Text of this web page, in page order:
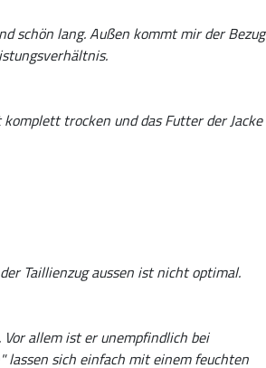
schön lang. Außen kommt mir der Bezug
trocken und das Futter der Jacke
Taillienzug aussen ist nicht optimal.
allem ist er unempfindlich bei
lassen sich einfach mit einem feuchten